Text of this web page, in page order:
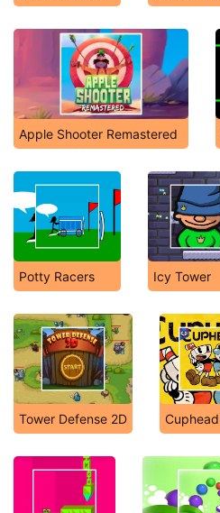
Apple Shooter Remastered
Potty Racers Icy Tower
Tower Defense 2D Cuphead